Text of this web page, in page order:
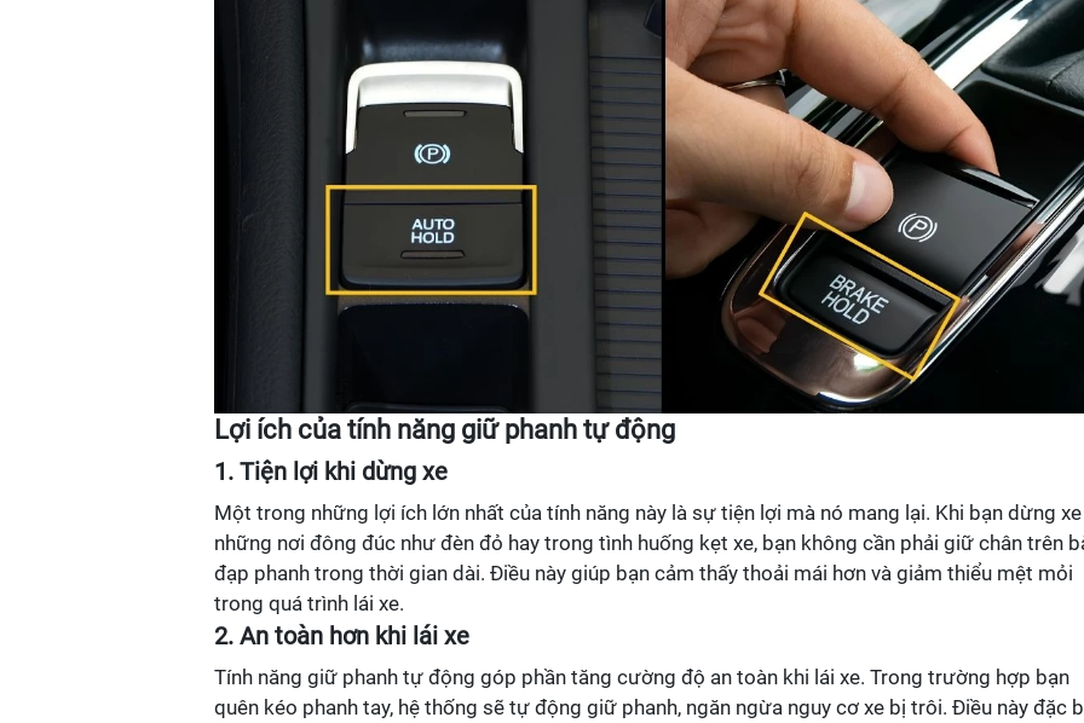
Lợi ích của tính năng giữ phanh tự động
1. Tiện lợi khi dừng xe
Một trong những lợi ích lớn nhất của tính năng này là sự tiện lợi mà nó mang lại. Khi bạn dừng
những nơi đông đúc như đèn đỏ hay trong tình huống kẹt xe, bạn không cần phải giữ chân trên
đạp phanh trong thời gian dài. Điều này giúp bạn cảm thấy thoải mái hơn và giảm thiểu mệt mỏi
trong quá trình lái xe.
2. An toàn hơn khi lái xe
Tính năng giữ phanh tự động góp phần tăng cường độ an toàn khi lái xe. Trong trường hợp bạn
quên kéo phanh tay, hệ thống sẽ tự động giữ phanh, ngăn ngừa nguy cơ xe bị trôi. Điều này đặc